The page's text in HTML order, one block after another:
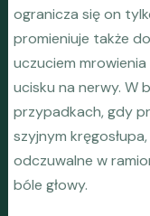
ogranicza się on
promieniuje także
uczuciem
ucisku na nerwy. W
przypadkach, gdy
szyjnym
odczuwalne w
bóle głowy.